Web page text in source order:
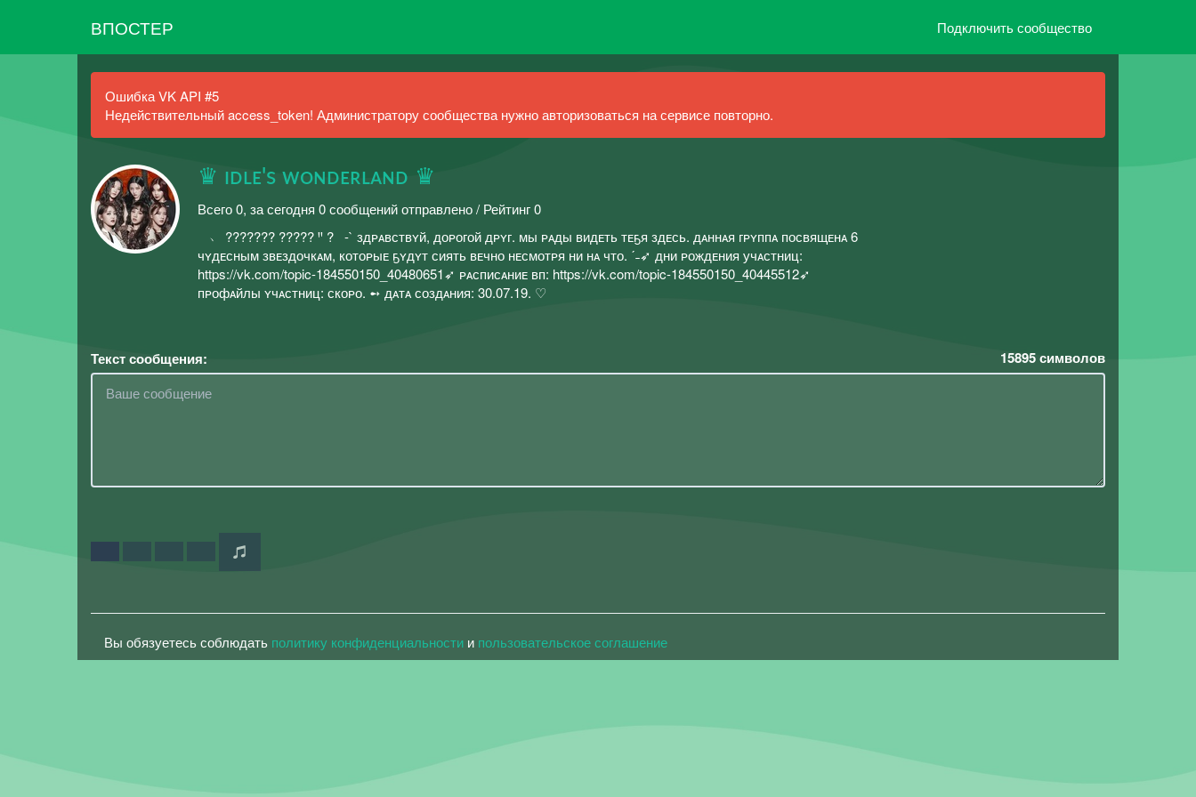
ВПОСТЕР Подключить сообщество
Ошибка VK API #5
Недействительный access_token! Администратору сообщества нужно авторизоваться на сервисе повторно.
♛ ɪᴅʟᴇ's ᴡᴏɴᴅᴇʀʟᴀɴᴅ ♛
Всего 0, за сегодня 0 сообщений отправлено / Рейтинг 0
ㅤ ㅤㅤ ㅤㅤ ﹆ ??????? ????? Ꞌꞌ ?ㅤ ㅤㅤ ㅤㅤ -` здᴘᴀвствʏй, доᴘогой дᴘʏг. мы ᴘᴀды видᴇть тᴇҕя здᴇсь. дᴀннᴀя гᴘʏппᴀ посвящᴇнᴀ 6
чʏдᴇсным звᴇздочкᴀм, котоᴘыᴇ ҕʏдʏт сиять вᴇчно нᴇсмотᴘя ни нᴀ что. ˊ˗➶ дни ᴘождᴇния учᴀстниц:
https://vk.com/topic-184550150_40480651➶ ᴘᴀсписᴀниᴇ вп: https://vk.com/topic-184550150_40445512➶
пᴘофᴀйлы ʏчᴀстниц: скоᴘо. ➻ дᴀтᴀ ᴄᴏздᴀʜия: 30.07.19. ♡
Текст сообщения: 15895символов
Вы обязуетесь соблюдать политику конфиденциальности и пользовательское соглашение